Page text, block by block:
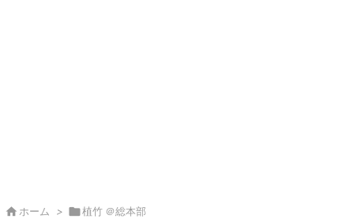
 ホーム > 植竹 ＠総本部